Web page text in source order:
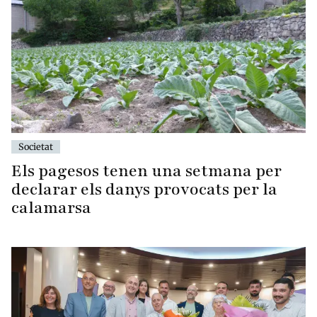
Societat
Els pagesos tenen una setmana per
declarar els danys provocats per la
calamarsa